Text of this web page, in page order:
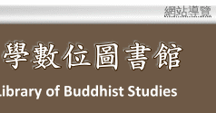
網站導覽